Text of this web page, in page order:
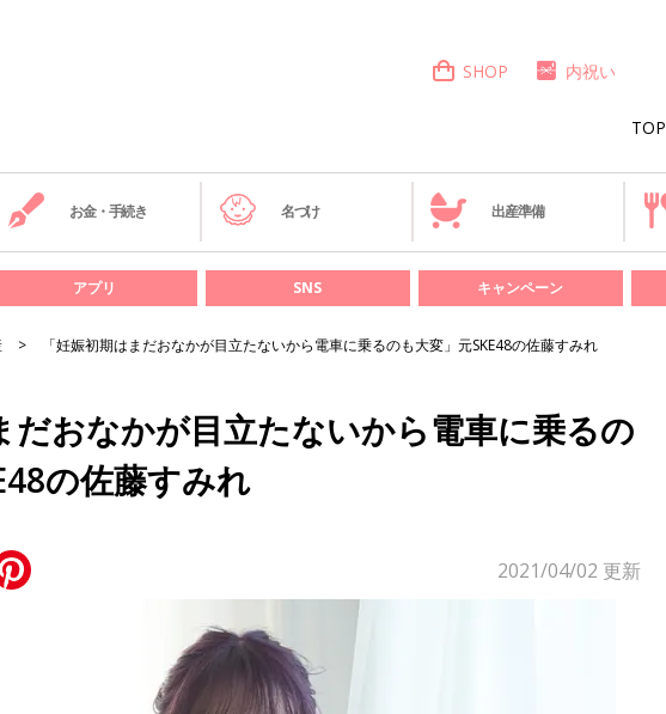
TOP
SHOP 内祝い
お金・手続き 名づけ 出産準備
アプリ SNS キャンペーン
「妊娠初期はまだおなかが目立たないから電車に乗るのも大変」元SKE48の佐藤すみれ
だおなかが目立たないから電車に乗るの
の佐藤すみれ
2021/04/02 更新